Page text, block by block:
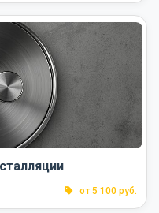
от 5 100 руб.